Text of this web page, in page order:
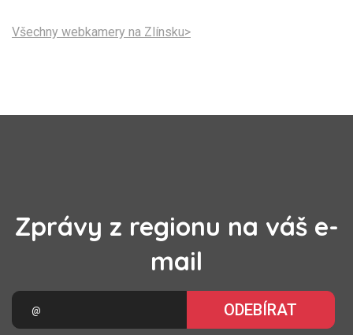
Všechny webkamery na Zlínsku>
Zprávy z regionu na váš e-
mail
ODEBÍRAT